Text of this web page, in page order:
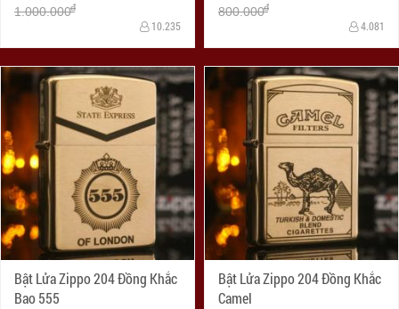
1.000.000đ
10.235
800.000đ
4.081
Bật Lửa Zippo 204 Đồng Khắc
Bao 555
Bật Lửa Zippo 204 Đồng Khắc
Camel